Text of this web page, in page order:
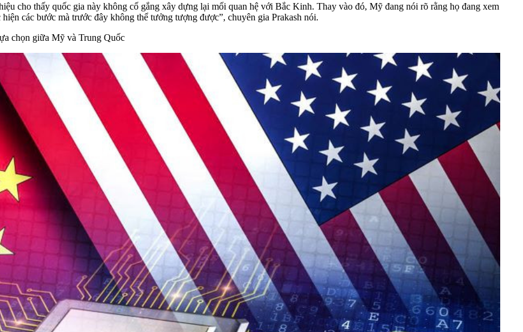
cho thấy quốc gia này không cố gắng xây dựng lại mối quan hệ với Bắc Kinh. Thay vào đó, Mỹ đang nói rõ rằng họ đang xem
các bước mà trước đây không thể tưởng tượng được”, chuyên gia Prakash nói.
chọn giữa Mỹ và Trung Quốc